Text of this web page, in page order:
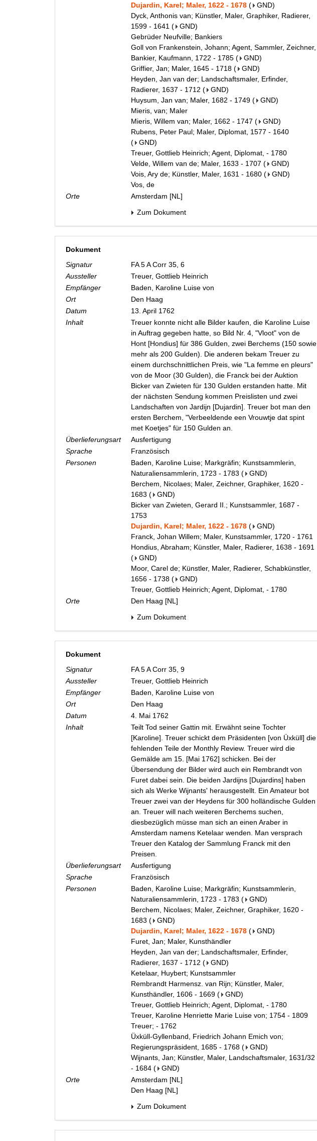
Dujardin, Karel; Maler, 1622 - 1678 ( GND)
Dyck, Anthonis van; Künstler, Maler, Graphiker, Radierer,
1599 - 1641 ( GND)
Gebrüder Neufville; Bankiers
Goll von Frankenstein, Johann; Agent, Sammler, Zeichner,
Bankier, Kaufmann, 1722 - 1785 ( GND)
Griffier, Jan; Maler, 1645 - 1718 ( GND)
Heyden, Jan van der; Landschaftsmaler, Erfinder,
Radierer, 1637 - 1712 ( GND)
Huysum, Jan van; Maler, 1682 - 1749 ( GND)
Mieris, van; Maler
Mieris, Willem van; Maler, 1662 - 1747 ( GND)
Rubens, Peter Paul; Maler, Diplomat, 1577 - 1640
(
GND)
Treuer, Gottlieb Heinrich; Agent, Diplomat, - 1780
Velde, Willem van de; Maler, 1633 - 1707 ( GND)
Vois, Ary de; Künstler, Maler, 1631 - 1680 ( GND)
Vos, de
Orte
Amsterdam [NL]
Zum Dokument
Dokument
Signatur
FA 5 A Corr 35, 6
Aussteller
Treuer, Gottlieb Heinrich
Empfänger
Baden, Karoline Luise von
Ort
Den Haag
Datum
13. April 1762
Inhalt
Treuer konnte nicht alle Bilder kaufen, die Karoline Luise
in Auftrag gegeben hatte, so Bild Nr. 4, "Vloot" von de
Hont [Hondius] für 386 Gulden, zwei Berchems (150 sowie
mehr als 200 Gulden). Die anderen bekam Treuer zu
einem durchschnittlichen Preis, wie "La femme en pleurs"
von de Moor (30 Gulden), die Franck bei der Auktion
Bicker van Zwieten für 130 Gulden erstanden hatte. Mit
der nächsten Sendung kommen Preislisten und zwei
Landschaften von Jardijn [Dujardin]. Treuer bot man den
ersten Berchem, "Verbeeldende een Vrouwtje dat spint
met Koetjes" für 150 Gulden an.
Überlieferungsart
Ausfertigung
Sprache
Französisch
Personen
Baden, Karoline Luise; Markgräfin; Kunstsammlerin,
Naturaliensammlerin, 1723 - 1783 ( GND)
Berchem, Nicolaes; Maler, Zeichner, Graphiker, 1620 -
1683 ( GND)
Bicker van Zwieten, Gerard II.; Kunstsammler, 1687 -
1753
Dujardin, Karel; Maler, 1622 - 1678 ( GND)
Franck, Johan Willem; Maler, Kunstsammler, 1720 - 1761
Hondius, Abraham; Künstler, Maler, Radierer, 1638 - 1691
(
GND)
Moor, Carel de; Künstler, Maler, Radierer, Schabkünstler,
1656 - 1738 ( GND)
Treuer, Gottlieb Heinrich; Agent, Diplomat, - 1780
Orte
Den Haag [NL]
Zum Dokument
Dokument
Signatur
FA 5 A Corr 35, 9
Aussteller
Treuer, Gottlieb Heinrich
Empfänger
Baden, Karoline Luise von
Ort
Den Haag
Datum
4. Mai 1762
Inhalt
Teilt Tod seiner Gattin mit. Erwähnt seine Tochter
[Karoline]. Treuer schickt dem Präsidenten [von Üxküll] die
fehlenden Teile der Monthly Review. Treuer wird die
Gemälde am 15. [Mai 1762] schicken. Bei der
Übersendung der Bilder wird auch ein Rembrandt von
Furet dabei sein. Die beiden Jardijns [Dujardins] haben
sich als Werke Wijnants' herausgestellt. Ein Amateur bot
Treuer zwei van der Heydens für 300 holländische Gulden
an. Treuer will nach weiteren Berchems suchen,
diesbezüglich müsse man sich an einen Araber in
Amsterdam namens Ketelaar wenden. Man versprach
Treuer den Katalog der Sammlung Franck mit den
Preisen.
Überlieferungsart
Ausfertigung
Sprache
Französisch
Personen
Baden, Karoline Luise; Markgräfin; Kunstsammlerin,
Naturaliensammlerin, 1723 - 1783 ( GND)
Berchem, Nicolaes; Maler, Zeichner, Graphiker, 1620 -
1683 ( GND)
Dujardin, Karel; Maler, 1622 - 1678 ( GND)
Furet, Jan; Maler, Kunsthändler
Heyden, Jan van der; Landschaftsmaler, Erfinder,
Radierer, 1637 - 1712 ( GND)
Ketelaar, Huybert; Kunstsammler
Rembrandt Harmensz. van Rijn; Künstler, Maler,
Kunsthändler, 1606 - 1669 ( GND)
Treuer, Gottlieb Heinrich; Agent, Diplomat, - 1780
Treuer, Karoline Henriette Marie Luise von; 1754 - 1809
Treuer; - 1762
Üxküll-Gyllenband, Friedrich Johann Emich von;
Regierungspräsident, 1685 - 1768 ( GND)
Wijnants, Jan; Künstler, Maler, Landschaftsmaler, 1631/32
- 1684 ( GND)
Orte
Amsterdam [NL]
Den Haag [NL]
Zum Dokument